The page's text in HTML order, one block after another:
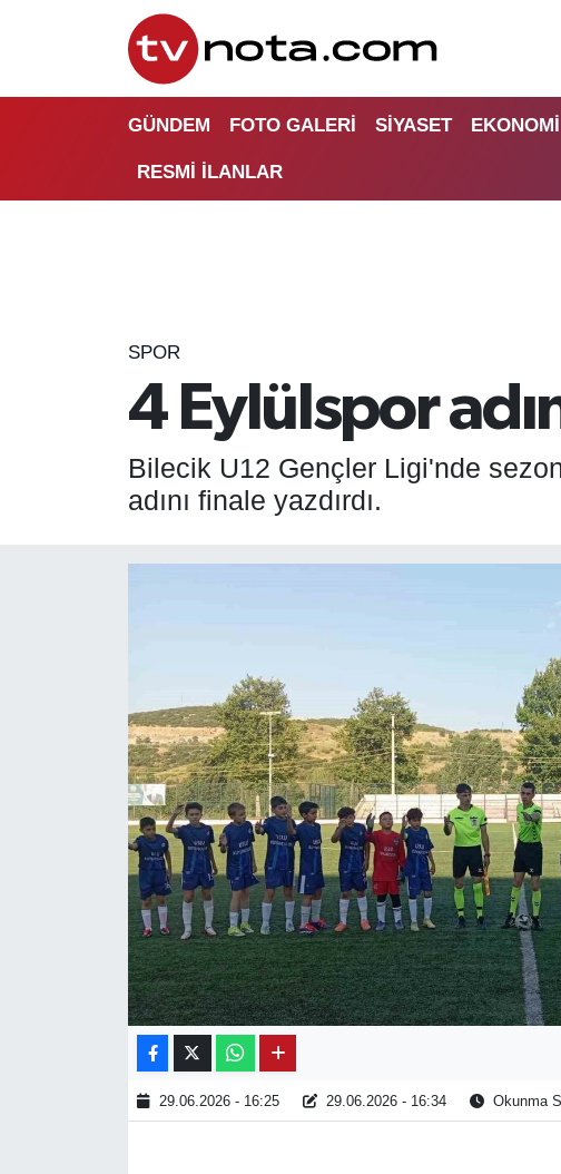
GÜNDEM FOTO GALERİ SİYASET EKONOMİ
RESMİ İLANLAR
SPOR
4 Eylülspor
Bilecik U12 Gençler Ligi'nde
adını finale yazdırdı.
29.06.2026 - 16:25 29.06.2026 - 16:34 Okunma
GÜNDEM
EKONOMİ
ÖZEL HABER
SAĞLIK
BİLİM - TEKNOLOJİ
KÜLTÜR SANAT
MAGAZİN
Hava Durumu
Süper Lig Puan Durumu ve Fikstür